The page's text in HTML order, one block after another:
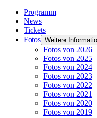
Programm
News
Tickets
Fotos Weitere
Fotos von 2026
Fotos von 2025
Fotos von 2024
Fotos von 2023
Fotos von 2022
Fotos von 2021
Fotos von 2020
Fotos von 2019